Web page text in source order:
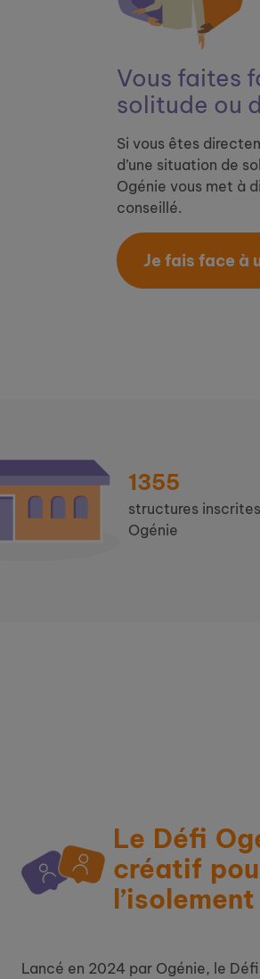
Vous faites
solitude ou
Si vous êtes
d’une situation de
Ogénie vous met à
conseillé.
Je fais face à
1355
structures
Ogénie
Le Défi
créatif
Lancé en 2024 par Ogénie, le